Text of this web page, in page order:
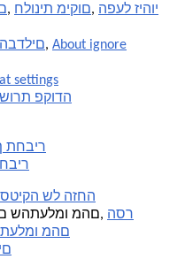
, חלונית מיקום, הפעל זיהוי
הדגשת, About ignore
settings
שורת פקודה
צבעים
הפעל
הסר לחלוטין הסר
לחלוטין